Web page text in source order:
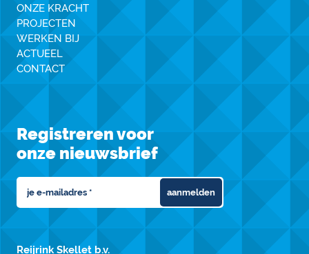
ONZE KRACHT
PROJECTEN
WERKEN BIJ
ACTUEEL
CONTACT
Registreren voor
onze nieuwsbrief
aanmelden
Reijrink Skellet b.v.